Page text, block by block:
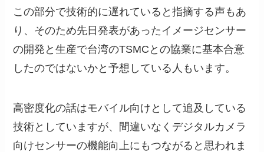
この部分で技術的に遅れていると指摘する声もあ
り、そのため先日発表があったイメージセンサー
の開発と生産で台湾のTSMCとの協業に基本合意
したのではないかと予想している人もいます。
高密度化の話はモバイル向けとして追及している
技術としていますが、間違いなくデジタルカメラ
向けセンサーの機能向上にもつながると思われま